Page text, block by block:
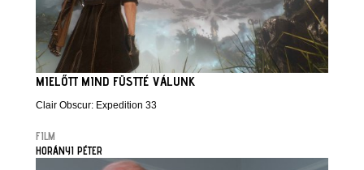
MIELŐTT MIND FÜSTTÉ VÁLUNK
Clair Obscur: Expedition 33
FILM
HORÁNYI PÉTER